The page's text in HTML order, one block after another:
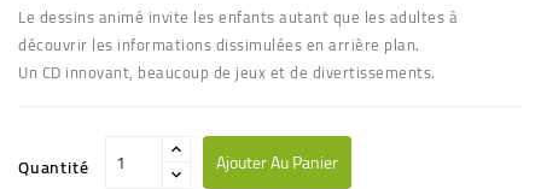
Le dessins animé invite les enfants autant que les adultes à
découvrir les informations dissimulées en arrière plan.
Un CD innovant, beaucoup de jeux et de divertissements.
Quantité Ajouter Au Panier